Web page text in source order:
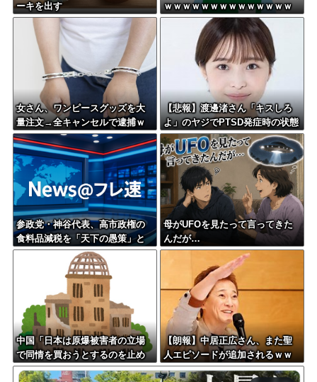
ーキを出す
ｗｗｗｗｗｗｗｗｗｗｗｗｗｗ
ｗｗｗｗｗｗｗｗ
女さん、ワンピースグッズを大
量注文→全キャンセルで逮捕ｗ
ｗｗ
【悲報】渡邊渚さん「キスしろ
よ」のヤジでPTSD発症時の状態
に逆戻り
参政党・神谷代表、高市政権の
食料品減税を「天下の愚策」と
一刀両断
母がUFOを見たって言ってきた
んだが…
中国「日本は原爆被害者の立場
で同情を買おうとするのを止め
ろ」
【朗報】中居正広さん、また聖
人エピソードが追加されるｗｗ
ｗｗｗ